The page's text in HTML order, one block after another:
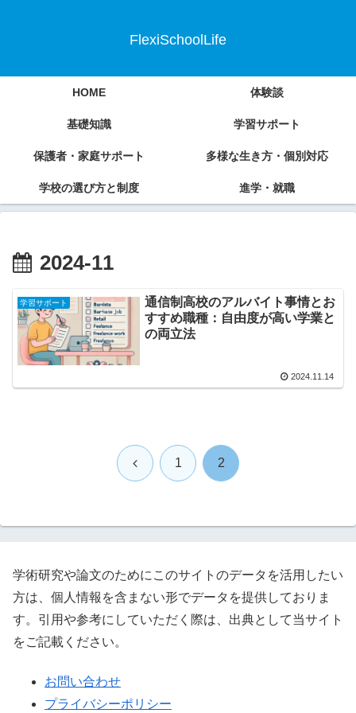
FlexiSchoolLife
HOME 体験談
基礎知識 学習サポート
保護者・家庭サポート 多様な生き方・個別対応
学校の選び方と制度 進学・就職
2024-11
学習サポート
通信制高校のアルバイト事情とお
すすめ職種：自由度が高い学業と
の両立法
2024.11.14
前 1 2
学術研究や論文のためにこのサイトのデータを活用したい
方は、個人情報を含まない形でデータを提供しておりま
す。引用や参考にしていただく際は、出典として当サイト
をご記載ください。
お問い合わせ
プライバシーポリシー